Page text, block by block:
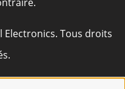
Electronics. Tous droits